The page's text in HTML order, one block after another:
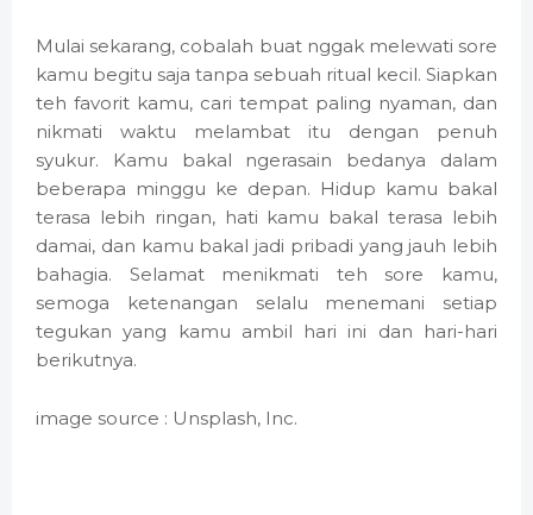
Mulai sekarang, cobalah buat nggak melewati sore
kamu begitu saja tanpa sebuah ritual kecil. Siapkan
teh favorit kamu, cari tempat paling nyaman, dan
nikmati waktu melambat itu dengan penuh
syukur. Kamu bakal ngerasain bedanya dalam
beberapa minggu ke depan. Hidup kamu bakal
terasa lebih ringan, hati kamu bakal terasa lebih
damai, dan kamu bakal jadi pribadi yang jauh lebih
bahagia. Selamat menikmati teh sore kamu,
semoga ketenangan selalu menemani setiap
tegukan yang kamu ambil hari ini dan hari-hari
berikutnya.
image source : Unsplash, Inc.